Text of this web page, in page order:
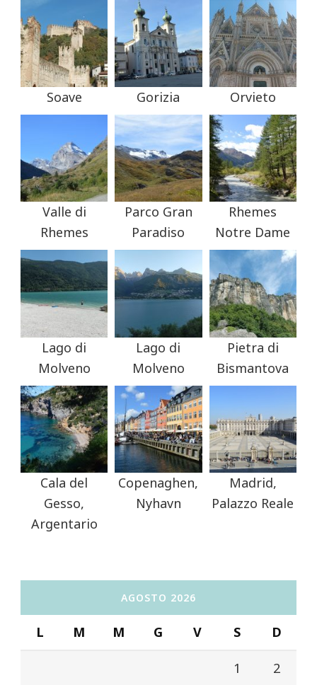
Soave Gorizia Orvieto
Valle di
Rhemes
Parco Gran
Paradiso
Rhemes
Notre Dame
Lago di
Molveno
Lago di
Molveno
Pietra di
Bismantova
Cala del
Gesso,
Argentario
Copenaghen,
Nyhavn
Madrid,
Palazzo Reale
AGOSTO 2026
L M M G V S D
1 2